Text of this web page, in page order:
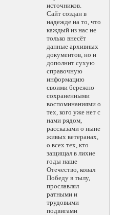
источников.
Сайт создан в
надежде на то, что
каждый из нас не
только внесёт
данные архивных
документов, но и
дополнит сухую
справочную
информацию
своими бережно
сохраненными
воспоминаниями о
тех, кого уже нет с
нами рядом,
рассказами о ныне
живых ветеранах,
о всех тех, кто
защищал в лихие
годы наше
Отечество, ковал
Победу в тылу,
прославлял
ратными и
трудовыми
подвигами